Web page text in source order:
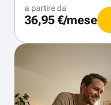
a partire da
36,95 €/mese